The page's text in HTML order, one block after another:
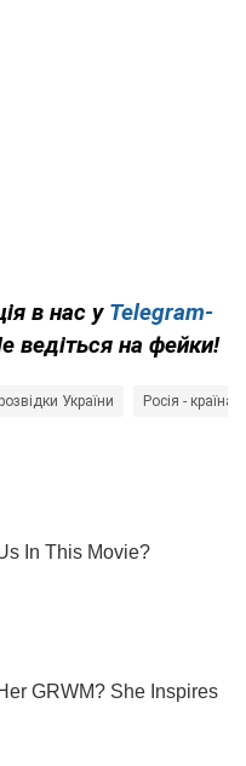
в нас у Telegram-
ведіться на фейки!
України Росія - країна-